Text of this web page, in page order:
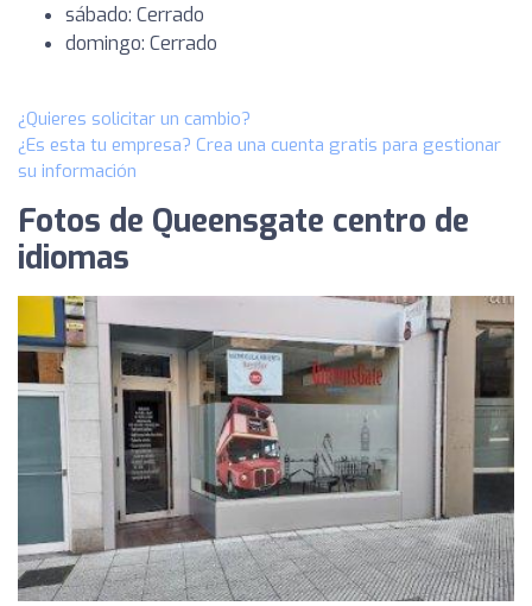
sábado: Cerrado
domingo: Cerrado
¿Quieres solicitar un cambio?
¿Es esta tu empresa? Crea una cuenta gratis para gestionar
su información
Fotos de Queensgate centro de
idiomas